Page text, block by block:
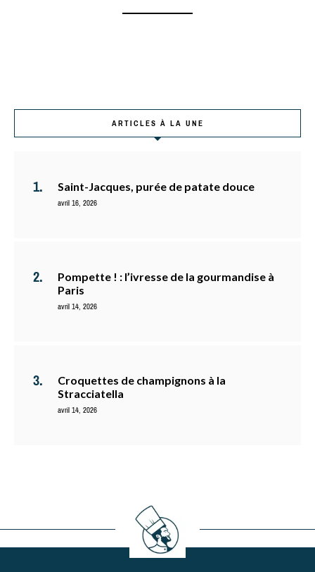
ARTICLES À LA UNE
Saint-Jacques, purée de patate douce
avril 16, 2026
Pompette ! : l’ivresse de la gourmandise à
Paris
avril 14, 2026
Croquettes de champignons à la
Stracciatella
avril 14, 2026